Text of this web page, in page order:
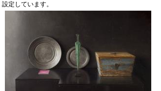
設定しています。